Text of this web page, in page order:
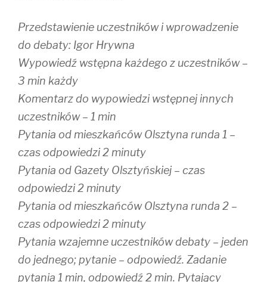
Przedstawienie uczestników i wprowadzenie
do debaty: Igor Hrywna
Wypowiedź wstępna każdego z uczestników –
3 min każdy
Komentarz do wypowiedzi wstępnej innych
uczestników – 1 min
Pytania od mieszkańców Olsztyna runda 1 –
czas odpowiedzi 2 minuty
Pytania od Gazety Olsztyńskiej – czas
odpowiedzi 2 minuty
Pytania od mieszkańców Olsztyna runda 2 –
czas odpowiedzi 2 minuty
Pytania wzajemne uczestników debaty – jeden
do jednego; pytanie – odpowiedź. Zadanie
pytania 1 min, odpowiedź 2 min. Pytający